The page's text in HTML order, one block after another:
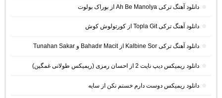
دانلود آهنگ ترکی Ah Be Manolya از بوراک بولوت
دانلود آهنگ ترکی Topla Git از کورتولوش کوش
دانلود آهنگ ترکی Kalbine Sor از Bahadır Macit و Tunahan Sakar
دانلود ریمیکس دیپ نایت 2 از احسان رمزی (ریمیکس طولانی غمگین)
دانلود ریمیکس دوست دارم خستم نکن از سایه